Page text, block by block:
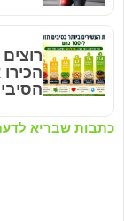
כתבות שבריא